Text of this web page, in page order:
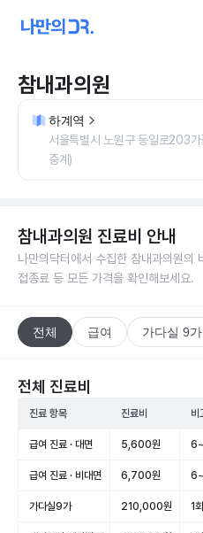
참내과의원
하계역
서울특별시 노원구 동일로203
중계)
참내과의원 진료비 안내
나만의닥터에서 수집한 참내과의원의
접종료 등 모든 가격을 확인해보세요.
전체 급여 가다실 9가
전체 진료비
진료 항목 진료비 비
급여 진료 · 대면 5,600원
급여 진료 · 비대면 6,700원
가다실9가 210,000원 1